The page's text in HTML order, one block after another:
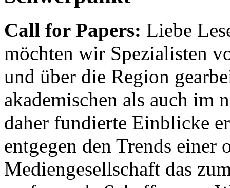
Call for Papers: Liebe
möchten wir Spezialisten
und über die Region
akademischen als auch im
daher fundierte Einblicke
entgegen den Trends einer
Mediengesellschaft das